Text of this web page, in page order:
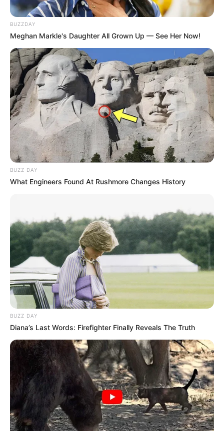
Imagens:twindragonflydesigns
aproveite aquilo que tiver em casa.
8. Por último, feche a abertura com linha e
agulha e sua peça estará prontinha para ser
usada.
Vale dizer que você pode adaptar esse projeto
fazendopuffs de tecidoem diferentes formatos,
tamanhos e estampas. E os
retalhos de tecido
estampado podem render belas almofadas para
enfeitar a cama e o sofá.
BUZZDAY
Meghan Markle's Daughter All Grown Up — See Her Now!
BUZZ DAY
What Engineers Found At Rushmore Changes History
BUZZ DAY
Diana’s Last Words: Firefighter Finally Reveals The Truth